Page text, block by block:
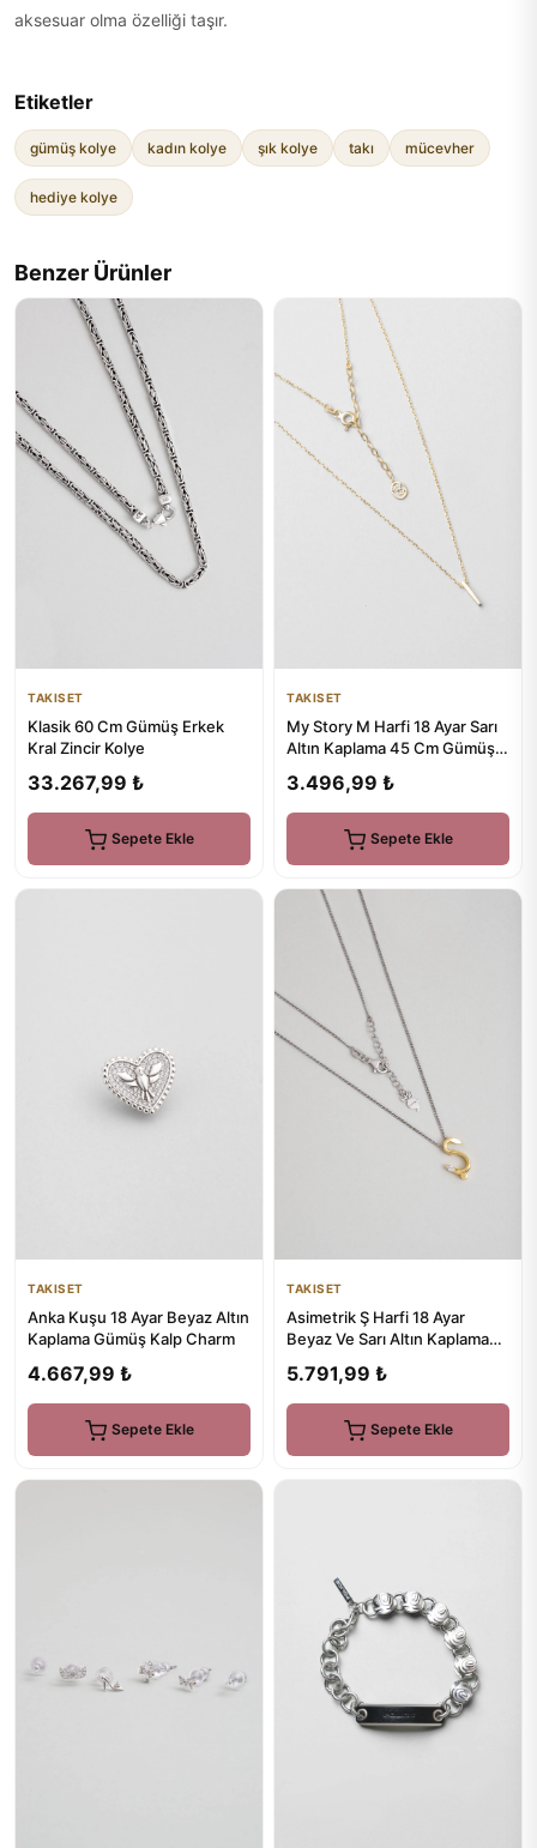
aksesuar olma özelliği taşır.
Etiketler
gümüş kolye kadın kolye şık kolye takı mücevher
hediye kolye
Benzer Ürünler
TAKISET
Klasik 60 Cm Gümüş Erkek
Kral Zincir Kolye
33.267,99 ₺
Sepete Ekle
TAKISET
My Story M Harfi 18 Ayar Sarı
Altın Kaplama 45 Cm Gümüş
3.496,99 ₺
Sepete Ekle
TAKISET
Anka Kuşu 18 Ayar Beyaz Altın
Kaplama Gümüş Kalp Charm
4.667,99 ₺
Sepete Ekle
TAKISET
Asimetrik Ş Harfi 18 Ayar
Beyaz Ve Sarı Altın Kaplama
5.791,99 ₺
Sepete Ekle